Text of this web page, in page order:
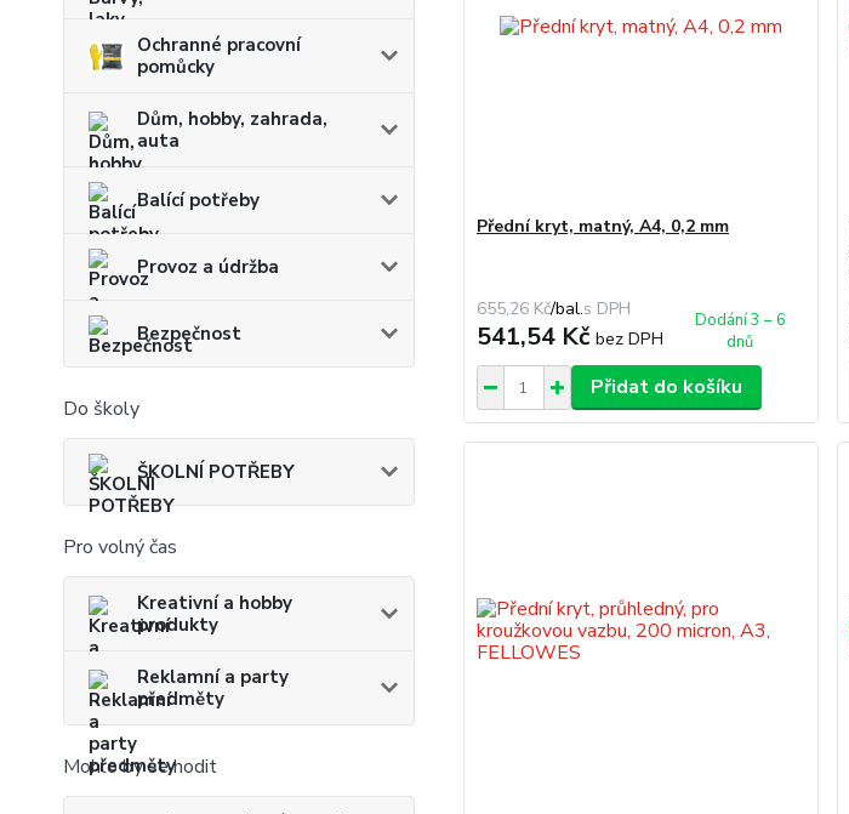
Ochranné pracovní
pomůcky
Dům, hobby, zahrada,
auta
Balící potřeby
Provoz a údržba
Bezpečnost
Do školy
ŠKOLNÍ POTŘEBY
Pro volný čas
Kreativní a hobby
produkty
Reklamní a party
předměty
Mohlo by se hodit
Přední kryt, matný, A4, 0,2 mm
655,26 Kč/bal.
541,54 Kč bez DPH
Dodání 3 – 6
dnů
Přidat do košíku